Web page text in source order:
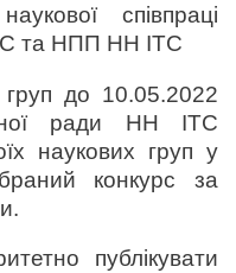
співпраці
та НПП НН ІТС
груп до 10.05.2022
ради НН ІТС
наукових груп у
конкурс за
публікувати